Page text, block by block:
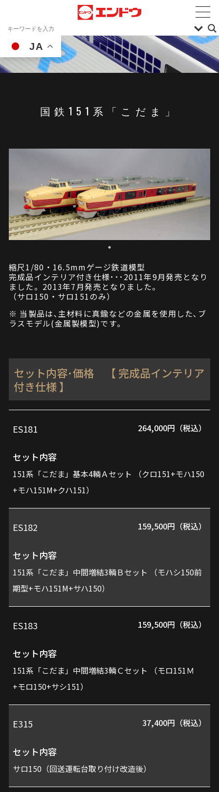
JA
国鉄151系「こだま」
縮尺1/80・16.5mmゲージ鉄道模型
完成品インテリア付き仕様･･･2011年9月発売となり
ました。2013年7月発売となりました。
（サロ150・サロ151のみ）
※ 当製品は､主材料に真鍮などの金属を使用した､ブ
ラスモデル(金属製模型)です｡
セット内容･価格 【 完成品インテリア
付き仕様 】
品セ
内
格
ES181 264,000円（税込）
セット内容
151系「こだま」基本4輌Ａセット （クロ151+モハ150
+モハ151M+クハ151）
ES182 159,500円（税込）
セット内容
151系「こだま」中間増結3輌Ｂセット （モハシ150前
期型+モハ151M+サハ150）
ES183 159,500円（税込）
セット内容
151系「こだま」中間増結3輌Ｃセット （モロ151Ｍ
+モロ150+サシ151）
E315 37,400円（税込）
セット内容
サロ150（回送運転台取り付け改造後）